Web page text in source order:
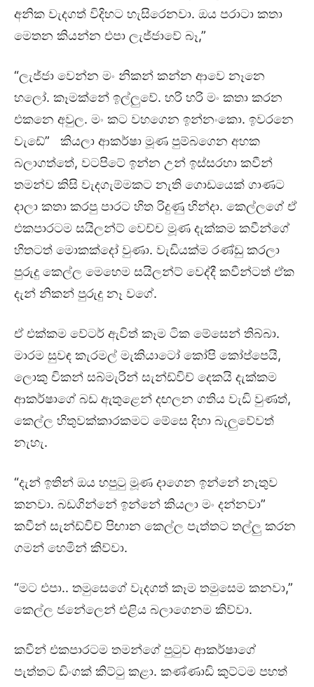
අනික වැදගත් විදිහට හැසිරෙනවා. ඔය පරාටා කතා
මෙතන කියන්න එපා ලැජ්ජාවේ බෑ,”
“ලැජ්ජා වෙන්න මං නිකන් කන්න ආවෙ නෑනෙ
හලෝ. කෑමක්නේ ඉල්ලුවේ. හරි හරි මං කතා කරන
එකනෙ අවුල. මං කට වහගෙන ඉන්නංකො. ඉවරනෙ
වැඩේ” කියලා ආකර්ෂා මූණ පුම්බගෙන අහක
බලාගත්තේ, වටපිටේ ඉන්න උන් ඉස්සරහා කවීන්
තමන්ව කිසි වැදගැම්මකට නැති ගොඩයෙක් ගාණට
දාලා කතා කරපු පාරට හිත රිදුණු හින්දා. කෙල්ලගේ ඒ
එකපාරටම සයිලන්ට් වෙච්ච මූණ දැක්කම කවීන්ගේ
හිතටත් මොකක්දෝ වුණා. වැඩියක්ම රණ්ඩු කරලා
පුරුදු කෙල්ල මෙහෙම සයිලන්ට් වෙද්දී කවීන්ටත් ඒක
දැන් නිකන් පුරුදු නෑ වගේ.
ඒ එක්කම වේටර් ඇවිත් කෑම ටික මේසෙන් තිබ්බා.
මාරම සුවඳ කැරමල් මැකියාටෝ කෝපි කෝප්පෙයි,
ලොකු චිකන් සබ්මැරින් සැන්ඩ්විච් දෙකයි දැක්කම
ආකර්ෂාගේ බඩ ඇතුළෙන් දඟලන ගතිය වැඩි වුණත්,
කෙල්ල හිතුවක්කාරකමට මේසෙ දිහා බැලුවේවත්
නැහැ.
“දැන් ඉතින් ඔය හපුටු මූණ දාගෙන ඉන්නේ නැතුව
කනවා. බඩගින්නේ ඉන්නේ කියලා මං දන්නවා”
කවීන් සැන්ඩ්විච් පිඟාන කෙල්ල පැත්තට තල්ලු කරන
ගමන් හෙමින් කිව්වා.
“මට එපා.. තමුසෙගේ වැදගත් කෑම තමුසෙම කනවා,”
කෙල්ල ජනේලෙන් එළිය බලාගෙනම කිව්වා.
කවීන් එකපාරටම තමන්ගේ පුටුව ආකර්ෂාගේ
පැත්තට ඩිංගක් කිට්ටු කළා. කණ්ණාඩි කුට්ටම පහත්